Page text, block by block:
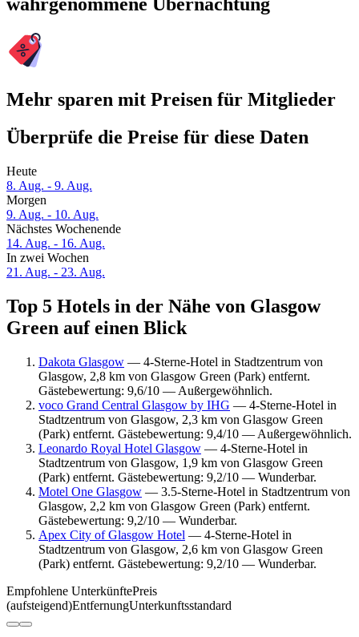
wahrgenommene Übernachtung
Mehr sparen mit Preisen für Mitglieder
Überprüfe die Preise für diese Daten
Heute
8. Aug. - 9. Aug.
Morgen
9. Aug. - 10. Aug.
Nächstes Wochenende
14. Aug. - 16. Aug.
In zwei Wochen
21. Aug. - 23. Aug.
Top 5 Hotels in der Nähe von Glasgow
Green auf einen Blick
Dakota Glasgow — 4-Sterne-Hotel in Stadtzentrum von
Glasgow, 2,8 km von Glasgow Green (Park) entfernt.
Gästebewertung: 9,6/10 — Außergewöhnlich.
voco Grand Central Glasgow by IHG — 4-Sterne-Hotel in
Stadtzentrum von Glasgow, 2,3 km von Glasgow Green
(Park) entfernt. Gästebewertung: 9,4/10 — Außergewöhnlich.
Leonardo Royal Hotel Glasgow — 4-Sterne-Hotel in
Stadtzentrum von Glasgow, 1,9 km von Glasgow Green
(Park) entfernt. Gästebewertung: 9,2/10 — Wunderbar.
Motel One Glasgow — 3.5-Sterne-Hotel in Stadtzentrum von
Glasgow, 2,2 km von Glasgow Green (Park) entfernt.
Gästebewertung: 9,2/10 — Wunderbar.
Apex City of Glasgow Hotel — 4-Sterne-Hotel in
Stadtzentrum von Glasgow, 2,6 km von Glasgow Green
(Park) entfernt. Gästebewertung: 9,2/10 — Wunderbar.
Empfohlene UnterkünftePreis
(aufsteigend)EntfernungUnterkunftsstandard